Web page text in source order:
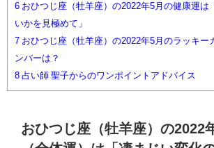
6 おひつじ座（牡羊座）の2022年5月の健康運は
いかを見極めて」
7 おひつじ座（牡羊座）の2022年5月のラッキー
ンバーは？
8 占い師 聖子からのワンポイントアドバイス
おひつじ座（牡羊座）の2022